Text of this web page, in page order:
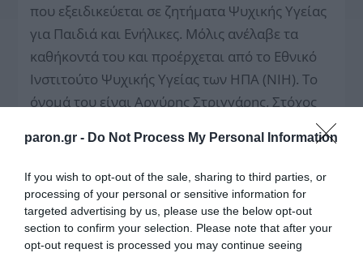
paron.gr - Do Not Process My Personal Information
If you wish to opt-out of the sale, sharing to third parties, or
processing of your personal or sensitive information for
targeted advertising by us, please use the below opt-out
section to confirm your selection. Please note that after your
opt-out request is processed you may continue seeing
που εξειδικεύεται σε ζητήματα Ψυχικής Υγείας
για Παιδιά και Ενήλικες. Μόλις ανέλαβε τα
καθήκοντά του και προέρχεται από το Εθνικό
Ινστιτούτο Ψυχικής Υγείας των ΗΠΑ (NIH). Το
όνομά του είναι Αργύρης Στριγγάρης. Στόχος
του είναι να δημιουργήσει ένα Πρότυπο Κέντρο
Ψυχικής Υγείας στην Ελλάδα. Αντιλαμβάνομαι
ότι πρόκειται για ένα πολύ σημαντικό ζήτημα,
το οποίο όμως δυστυχώς δεν αποτελεί
αντικείμενο συζήτησης. Θα εκτιμούσαμε πολύ
τη δική σας συνεισφορά και σε αυτό».